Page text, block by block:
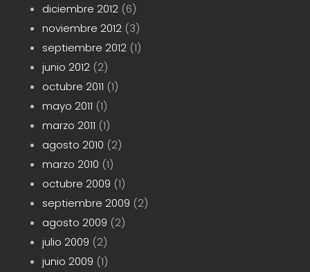
diciembre 2012(6)
noviembre 2012(3)
septiembre 2012(1)
junio 2012(2)
octubre 2011 (1)
mayo 2011 (1)
marzo 2011 (1)
agosto 2010 (2)
marzo 2010 (1)
octubre 2009 (1)
septiembre 2009 (2)
agosto 2009 (2)
julio 2009 (2)
junio 2009 (1)